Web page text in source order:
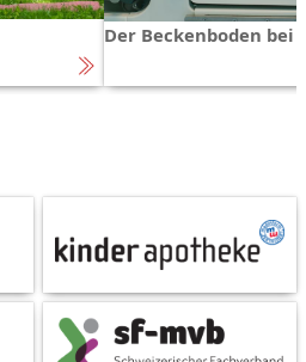
Der Beckenboden bei